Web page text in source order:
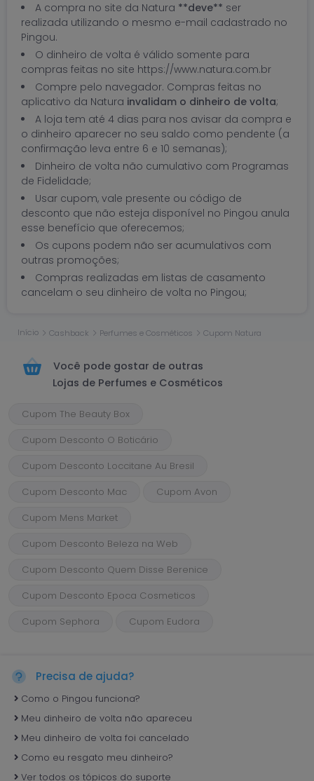
Início Cashback Perfumes e Cosméticos Cupom Natura
A compra no site da Natura **deve** ser
realizada utilizando o mesmo e-mail cadastrado no
Pingou.
O dinheiro de volta é válido somente para
compras feitas no site https://www.natura.com.br
Compre pelo navegador. Compras feitas no
aplicativo da Natura invalidam o dinheiro de volta;
A loja tem até 4 dias para nos avisar da compra e
o dinheiro aparecer no seu saldo como pendente (a
confirmação leva entre 6 e 10 semanas);
Dinheiro de volta não cumulativo com Programas
de Fidelidade;
Usar cupom, vale presente ou código de
desconto que não esteja disponível no Pingou anula
esse benefício que oferecemos;
Os cupons podem não ser acumulativos com
outras promoções;
Compras realizadas em listas de casamento
cancelam o seu dinheiro de volta no Pingou;
Você pode gostar de outras
Lojas de Perfumes e Cosméticos
Cupom The Beauty Box
Cupom Desconto O Boticário
Cupom Desconto Loccitane Au Bresil
Cupom Desconto Mac
Cupom Avon
Cupom Mens Market
Cupom Desconto Beleza na Web
Cupom Desconto Quem Disse Berenice
Cupom Desconto Epoca Cosmeticos
Cupom Sephora
Cupom Eudora
Precisa de ajuda?
Como o Pingou funciona?
Meu dinheiro de volta não apareceu
Meu dinheiro de volta foi cancelado
Como eu resgato meu dinheiro?
Ver todos os tópicos do suporte